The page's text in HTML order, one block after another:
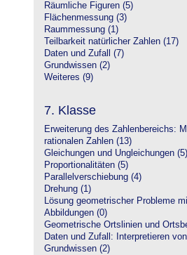
Räumliche Figuren (5)
Flächenmessung (3)
Raummessung (1)
Teilbarkeit natürlicher Zahlen (17)
Daten und Zufall (7)
Grundwissen (2)
Weiteres (9)
7. Klasse
Erweiterung des Zahlenbereichs:
rationalen Zahlen (13)
Gleichungen und Ungleichungen (5)
Proportionalitäten (5)
Parallelverschiebung (4)
Drehung (1)
Lösung geometrischer Probleme
Abbildungen (0)
Geometrische Ortslinien und
Daten und Zufall: Interpretieren
Grundwissen (2)